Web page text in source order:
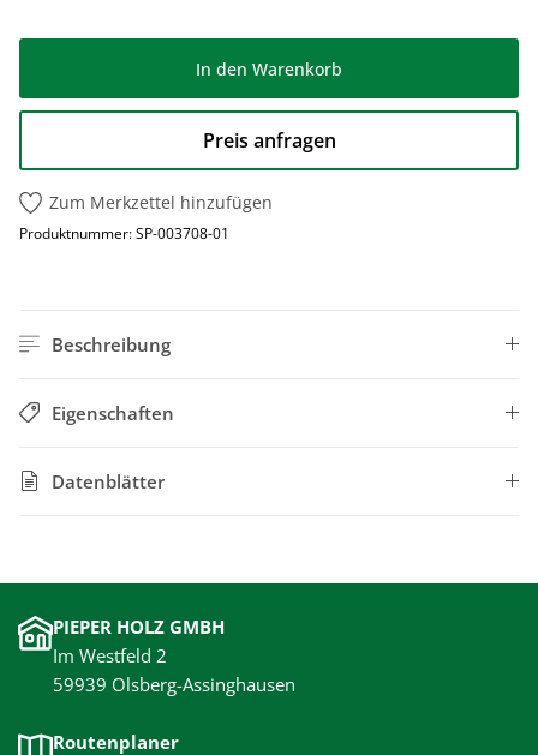
In den Warenkorb
Preis anfragen
Zum Merkzettel hinzufügen
Produktnummer:SP-003708-01
Beschreibung
Eigenschaften
Datenblätter
PIEPER HOLZ GMBH
Im Westfeld 2
59939 Olsberg-Assinghausen
Routenplaner